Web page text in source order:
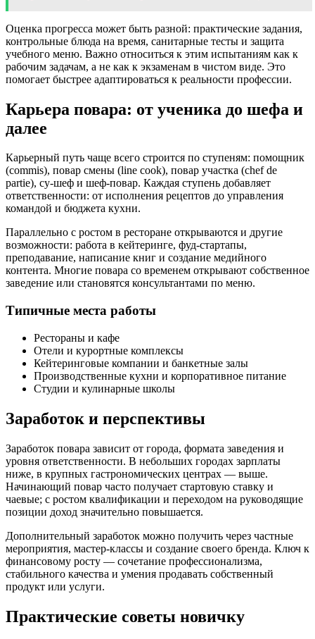
Оценка прогресса может быть разной: практические задания,
контрольные блюда на время, санитарные тесты и защита
учебного меню. Важно относиться к этим испытаниям как к
рабочим задачам, а не как к экзаменам в чистом виде. Это
помогает быстрее адаптироваться к реальности профессии.
Карьера повара: от ученика до шефа и
далее
Карьерный путь чаще всего строится по ступеням: помощник
(commis), повар смены (line cook), повар участка (chef de
partie), су-шеф и шеф-повар. Каждая ступень добавляет
ответственности: от исполнения рецептов до управления
командой и бюджета кухни.
Параллельно с ростом в ресторане открываются и другие
возможности: работа в кейтеринге, фуд-стартапы,
преподавание, написание книг и создание медийного
контента. Многие повара со временем открывают собственное
заведение или становятся консультантами по меню.
Типичные места работы
Рестораны и кафе
Отели и курортные комплексы
Кейтеринговые компании и банкетные залы
Производственные кухни и корпоративное питание
Студии и кулинарные школы
Заработок и перспективы
Заработок повара зависит от города, формата заведения и
уровня ответственности. В небольших городах зарплаты
ниже, в крупных гастрономических центрах — выше.
Начинающий повар часто получает стартовую ставку и
чаевые; с ростом квалификации и переходом на руководящие
позиции доход значительно повышается.
Дополнительный заработок можно получить через частные
мероприятия, мастер-классы и создание своего бренда. Ключ к
финансовому росту — сочетание профессионализма,
стабильного качества и умения продавать собственный
продукт или услуги.
Практические советы новичку